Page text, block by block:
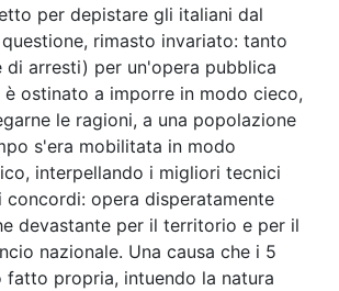
per depistare gli italiani dal
rimasto invariato: tanto
di arresti) per un'opera pubblica
ostinato a imporre in modo cieco,
le ragioni, a una popolazione
s'era mobilitata in modo
interpellando i migliori tecnici
concordi: opera disperatamente
devastante per il territorio e per il
nazionale. Una causa che i 5
fatto propria, intuendo la natura